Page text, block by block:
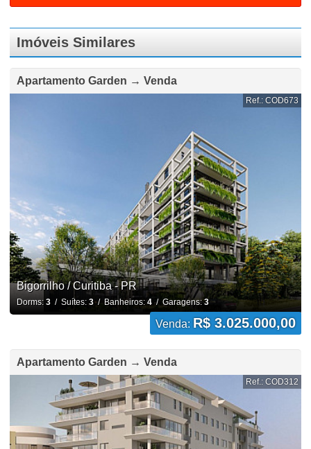
Imóveis Similares
Apartamento Garden → Venda
Ref.: COD673
Bigorrilho / Curitiba - PR
Dorms: 3/ Suítes: 3/ Banheiros:4/ Garagens:3
Venda: R$ 3.025.000,00
Apartamento Garden → Venda
Ref.: COD312